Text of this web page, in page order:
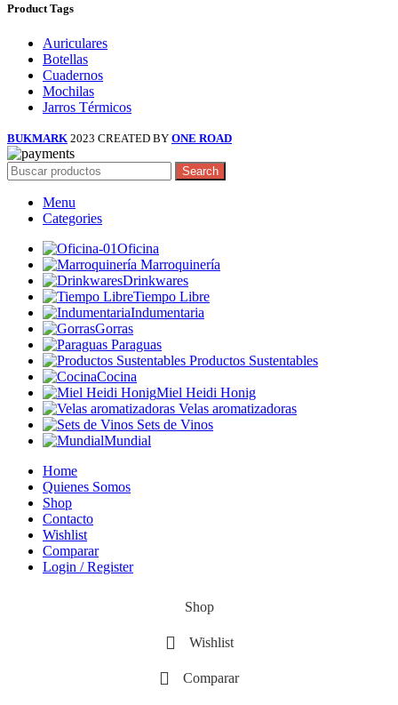
Product Tags
Auriculares
Botellas
Cuadernos
Mochilas
Jarros Térmicos
BUKMARK 2023 CREATED BY ONE ROAD
Search
Menu
Categories
Oficina
Marroquinería
Drinkwares
Tiempo Libre
Indumentaria
Gorras
Paraguas
Productos Sustentables
Cocina
Miel Heidi Honig
Velas aromatizadoras
Sets de Vinos
Mundial
Home
Quienes Somos
Shop
Contacto
Wishlist
Comparar
Login / Register
Shop
Wishlist
Comparar